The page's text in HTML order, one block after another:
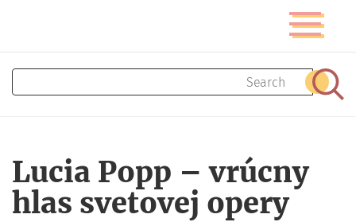
content
Toggle
Search
Lucia Popp – vrúcny
hlas svetovej opery